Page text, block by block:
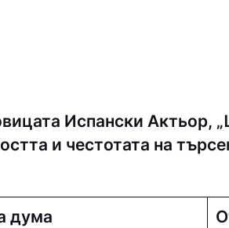
Испански Актьор,
и честотата на
дума